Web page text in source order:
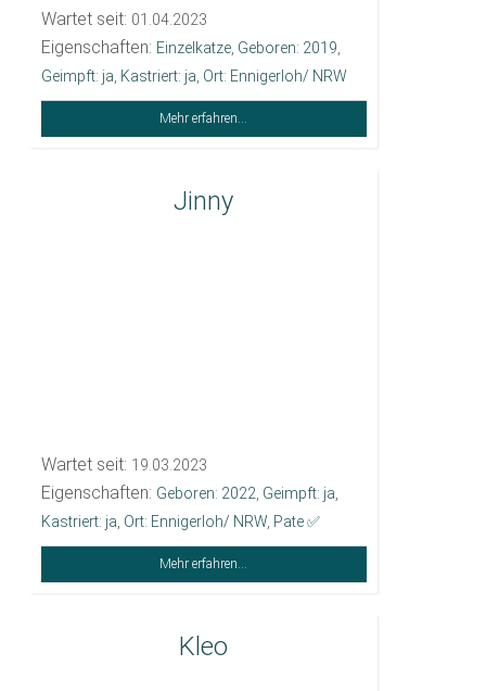
Wartet seit: 01.04.2023
Eigenschaften: Einzelkatze, Geboren: 2019
Geimpft: ja Kastriert: ja Ort: Ennigerloh/ NRW
Mehr erfahren...
Jinny
Wartet seit: 19.03.2023
Eigenschaften: Geboren: 2022 Geimpft: ja
Kastriert: ja Ort: Ennigerloh/ NRW, Pate ✅️
Mehr erfahren...
Kleo